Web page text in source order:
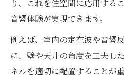
り、これを住空間に応用する
音響体験が実現できます。
例えば、室内の定在波や音響
に、壁や天井の角度を工夫し
ネルを適切に配置することが